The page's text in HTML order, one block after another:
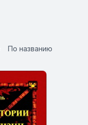
По названию